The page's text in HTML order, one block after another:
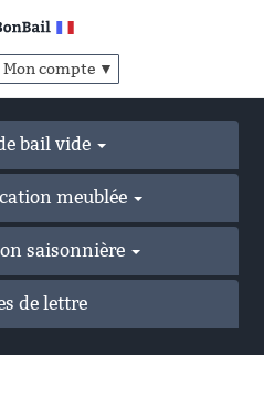
Mon compte ▼
bail vide
meublée
saisonnière
de lettre